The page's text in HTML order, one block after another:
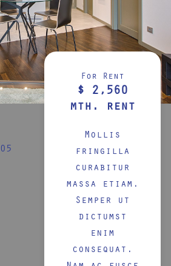
For Rent
$ 2,560
mth. rent
Mollis
fringilla
curabitur
massa etiam.
Semper ut
dictumst
enim
consequat.